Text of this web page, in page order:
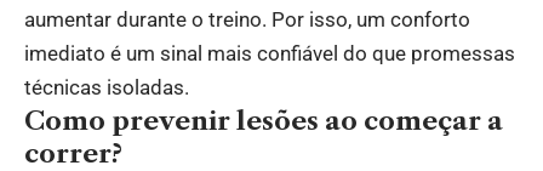
aumentar durante o treino. Por isso, um conforto
imediato é um sinal mais confiável do que promessas
técnicas isoladas.
Como prevenir lesões ao começar a
correr?